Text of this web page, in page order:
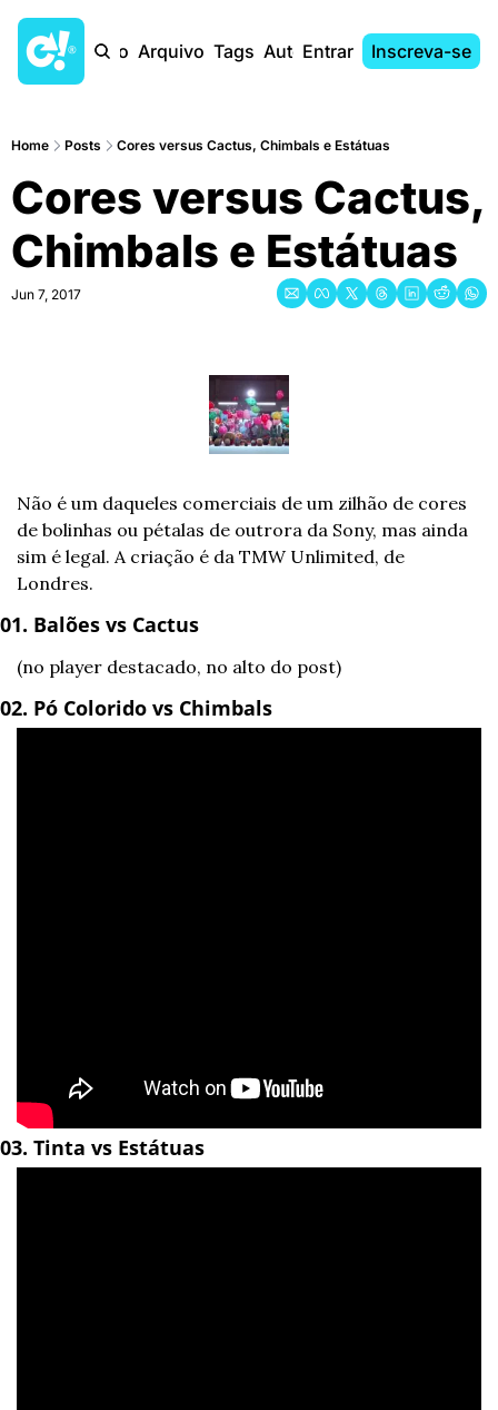
Início Arquivo Tags AutoresEntrar Inscreva-se
Home Posts Cores versus Cactus, Chimbals e Estátuas
Cores versus Cactus,
Chimbals e Estátuas
Jun 7, 2017
Não é um daqueles comerciais de um zilhão de cores
de bolinhas ou pétalas de outrora da Sony, mas ainda
sim é legal. A criação é da TMW Unlimited, de
Londres.
01. Balões vs Cactus
(no player destacado, no alto do post)
02. Pó Colorido vs Chimbals
03. Tinta vs Estátuas